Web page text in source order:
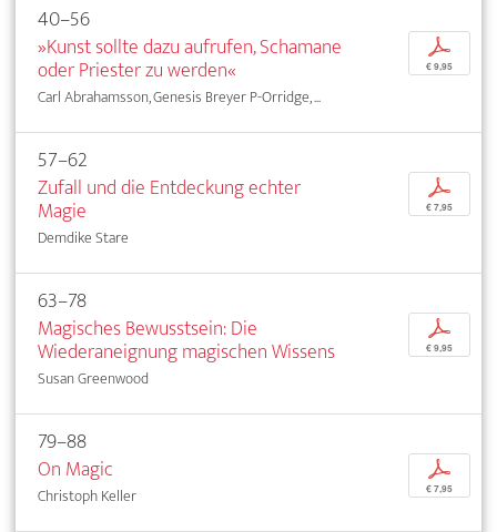
40–56
»Kunst sollte dazu aufrufen, Schamane
oder Priester zu werden«
Carl Abrahamsson, Genesis Breyer P-Orridge, ...
p
€ 9,95
57–62
Zufall und die Entdeckung echter
Magie
Demdike Stare
p
€ 7,95
63–78
Magisches Bewusstsein: Die
Wiederaneignung magischen Wissens
Susan Greenwood
p
€ 9,95
79–88
On Magic
Christoph Keller
p
€ 7,95